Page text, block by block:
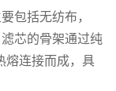
包括无纺布，
芯的骨架通过纯
熔连接而成，具